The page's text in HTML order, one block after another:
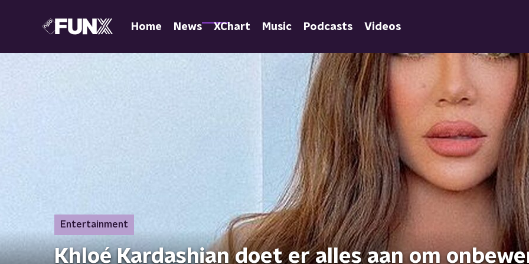
Home News XChart Music Podcasts Videos
Entertainment
Khloé Kardashian doet er alles aan om